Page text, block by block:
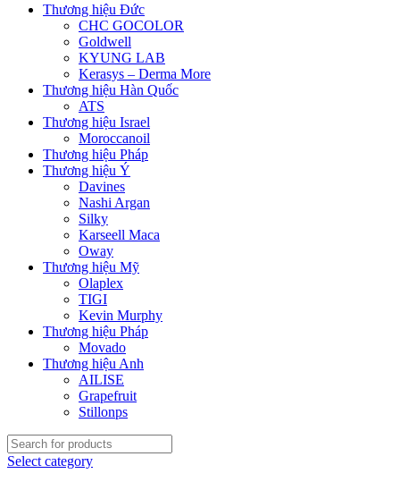
Thương hiệu Đức
CHC GOCOLOR
Goldwell
KYUNG LAB
Kerasys – Derma More
Thương hiệu Hàn Quốc
ATS
Thương hiệu Israel
Moroccanoil
Thương hiệu Pháp
Thương hiệu Ý
Davines
Nashi Argan
Silky
Karseell Maca
Oway
Thương hiệu Mỹ
Olaplex
TIGI
Kevin Murphy
Thương hiệu Pháp
Movado
Thương hiệu Anh
AILISE
Grapefruit
Stillonps
Select category